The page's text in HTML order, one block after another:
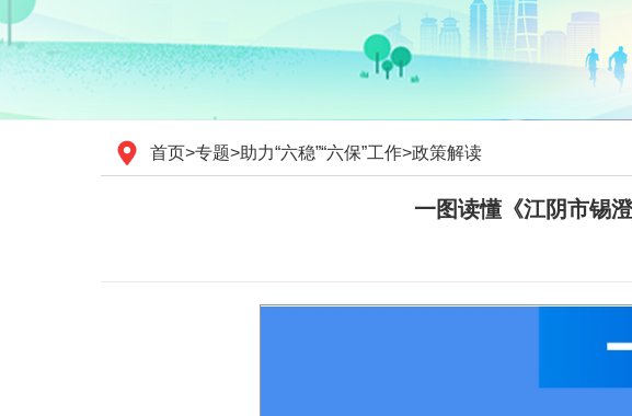
首页>专题>助力“六稳”“六保”工作>政策解读
一图读懂《江阴市锡